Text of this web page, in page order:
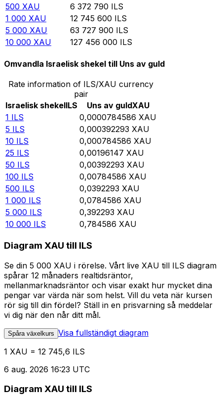
500 XAU 6 372 790 ILS
1 000 XAU 12 745 600 ILS
5 000 XAU 63 727 900 ILS
10 000 XAU 127 456 000 ILS
Omvandla Israelisk shekel till Uns av guld
Rate information of ILS/XAU currency
pair
Israelisk shekelILS Uns av guldXAU
1 ILS 0,0000784586 XAU
5 ILS 0,000392293 XAU
10 ILS 0,000784586 XAU
25 ILS 0,00196147 XAU
50 ILS 0,00392293 XAU
100 ILS 0,00784586 XAU
500 ILS 0,0392293 XAU
1 000 ILS 0,0784586 XAU
5 000 ILS 0,392293 XAU
10 000 ILS 0,784586 XAU
Diagram XAU till ILS
Se din 5 000 XAU i rörelse. Vårt live XAU till ILS diagram
spårar 12 månaders realtidsräntor,
mellanmarknadsräntor och visar exakt hur mycket dina
pengar var värda när som helst. Vill du veta när kursen
rör sig till din fördel? Ställ in en prisvarning så meddelar
vi dig när den når ditt mål.
Spåra växelkurs Visa fullständigt diagram
1 XAU = 12 745,6 ILS
6 aug. 2026 16:23 UTC
Diagram XAU till ILS